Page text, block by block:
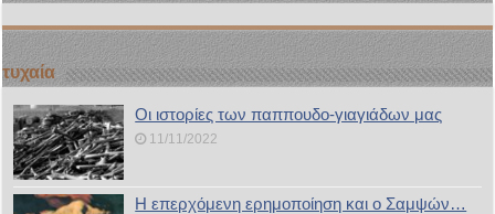
τυχαία
Οι ιστορίες των παππουδο-γιαγιάδων μας
11/11/2022
Η επερχόμενη ερημοποίηση και ο Σαμψών…